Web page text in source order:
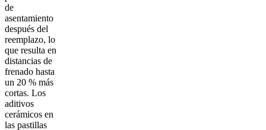
de
asentamiento
después del
reemplazo, lo
que resulta en
distancias de
frenado hasta
un 20 % más
cortas. Los
aditivos
cerámicos en
las pastillas